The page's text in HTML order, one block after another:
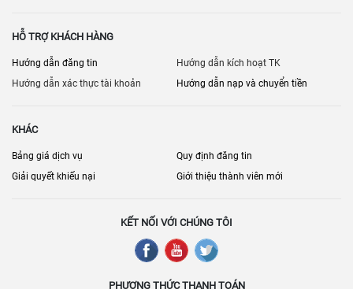
HỖ TRỢ KHÁCH HÀNG
Hướng dẫn đăng tin
Hướng dẫn kích hoạt TK
Hướng dẫn xác thực tài khoản
Hướng dẫn nạp và chuyển tiền
KHÁC
Bảng giá dịch vụ
Quy định đăng tin
Giải quyết khiếu nại
Giới thiệu thành viên mới
KẾT NỐI VỚI CHÚNG TÔI
PHƯƠNG THỨC THANH TOÁN